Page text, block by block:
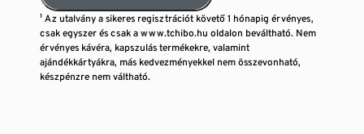
¹ Az utalvány a sikeres regisztrációt követő 1 hónapig érvényes,
csak egyszer és csak a www.tchibo.hu oldalon beváltható. Nem
érvényes kávéra, kapszulás termékekre, valamint
ajándékkártyákra, más kedvezményekkel nem összevonható,
készpénzre nem váltható.